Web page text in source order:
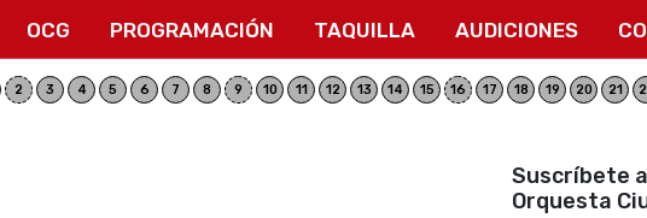
OCG PROGRAMACIÓN TAQUILLA AUDICIONES
2 3 4 5 6 7 8 9 10 11 12 13 14 15 16 17 18 19 20 21
Suscríbete
Orquesta